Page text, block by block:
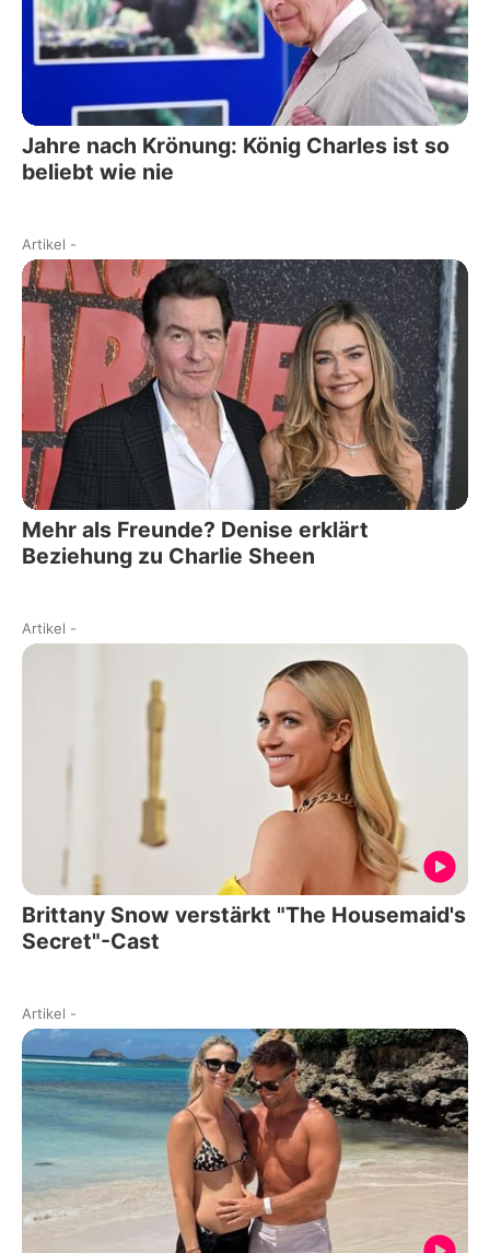
Jahre nach Krönung: König Charles ist so
beliebt wie nie
Artikel -
Mehr als Freunde? Denise erklärt
Beziehung zu Charlie Sheen
Artikel -
Brittany Snow verstärkt "The Housemaid's
Secret"-Cast
Artikel -